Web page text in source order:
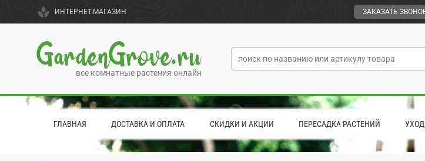
spa ИНТЕРНЕТ-МАГАЗИН ЗАКАЗАТЬ
GardenGrove.ru
все комнатные растения онлайн
ГЛАВНАЯ ДОСТАВКА И ОПЛАТА СКИДКИ И АКЦИИ ПЕРЕСАДКА РАСТЕНИЙ